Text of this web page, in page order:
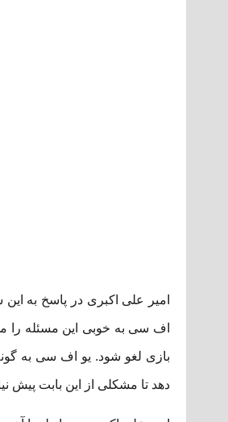
امیر علی اکبری در پاسخ به
اف سی به خوبی این مسئله را
بازی لغو شود. یو اف سی به
دهد تا مشکلی از این بابت پیش